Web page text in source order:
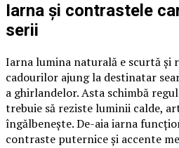
Iarna și contrastele
serii
Iarna lumina naturală e scurtă și
cadourilor ajung la destinatar
a ghirlandelor. Asta schimbă
trebuie să reziste luminii calde,
îngălbenește. De-aia iarna
contraste puternice și accente